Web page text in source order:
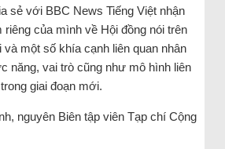
sẻ với BBC News Tiếng Việt nhận
riêng của mình về Hội đồng nói trên
một số khía cạnh liên quan nhân
năng, vai trò cũng như mô hình liên
giai đoạn mới.
nguyên Biên tập viên Tạp chí Cộng